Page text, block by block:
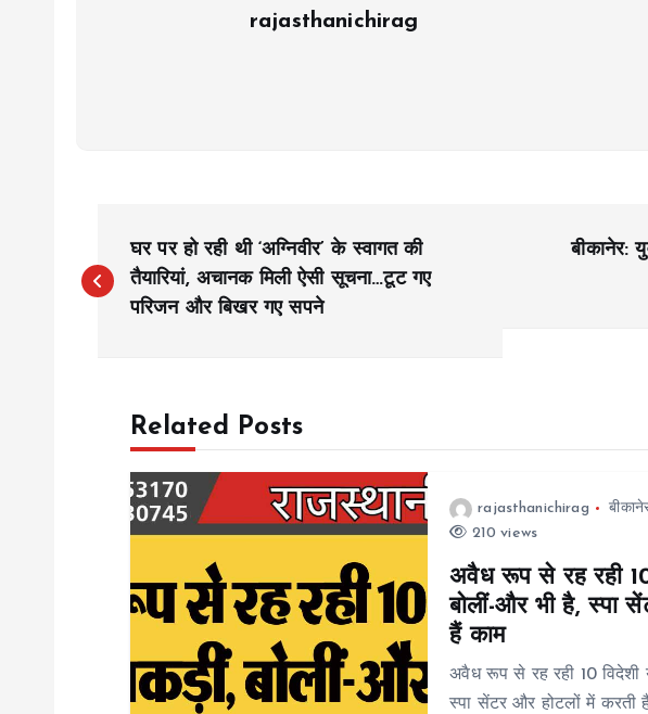
rajasthanichirag
o
घर पर हो रही थी ‘अग्निवीर’ के स्वागत की
तैयारियां, अचानक मिली ऐसी सूचना…टूट गए
परिजन और बिखर गए सपने
बीकानेर:
Related Posts
rajasthanichirag
210 views
अवैध रूप से रह रही 10
बोलीं-और भी है, स्पा
हैं काम
अवैध रूप से रह रही 10 विदेशी
स्पा सेंटर और होटलों में करती